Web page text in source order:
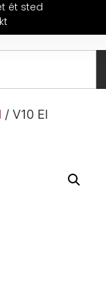
ét sted
/ V10 El